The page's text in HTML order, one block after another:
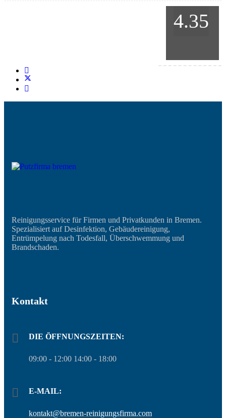
4.35
Reinigungsservice für Firmen und Privatkunden in Bremen.
Spezialisiert auf Desinfektion, Gebäudereinigung,
Entrümpelung nach Todesfall, Überschwemmung und
Brandschaden.
Kontakt
DIE ÖFFNUNGSZEITEN:
09:00 - 12:00 14:00 - 18:00
E-MAIL:
kontakt@bremen-reinigungsfirma.com